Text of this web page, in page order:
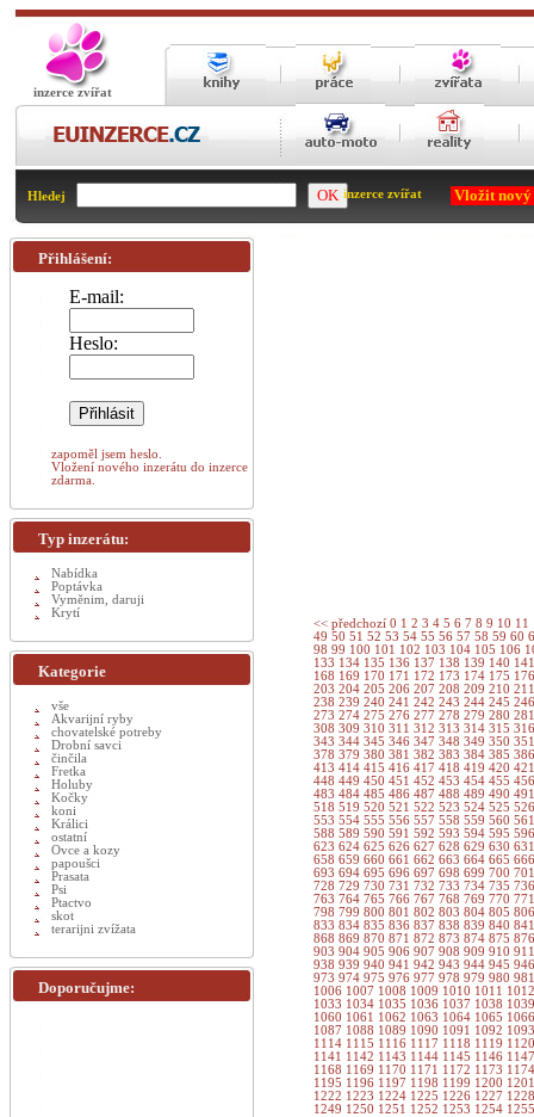
inzerce zvířat
Hledej inzerce zvířat Vložit
<< předchozí 0 1 2 3 4 5 6 7 8 9 10 11
49 50 51 52 53 54 55 56 57 58 59 60
98 99 100 101 102 103 104 105 106
133 134 135 136 137 138 139 140
168 169 170 171 172 173 174 175
203 204 205 206 207 208 209 210
238 239 240 241 242 243 244 245
273 274 275 276 277 278 279 280
308 309 310 311 312 313 314 315
343 344 345 346 347 348 349 350
378 379 380 381 382 383 384 385
413 414 415 416 417 418 419 420
448 449 450 451 452 453 454 455
483 484 485 486 487 488 489 490
518 519 520 521 522 523 524 525
553 554 555 556 557 558 559 560
588 589 590 591 592 593 594 595
623 624 625 626 627 628 629 630
658 659 660 661 662 663 664 665
693 694 695 696 697 698 699 700
728 729 730 731 732 733 734 735
763 764 765 766 767 768 769 770
798 799 800 801 802 803 804 805
833 834 835 836 837 838 839 840
868 869 870 871 872 873 874 875
903 904 905 906 907 908 909 910
938 939 940 941 942 943 944 945
973 974 975 976 977 978 979 980
1006 1007 1008 1009 1010 1011
1033 1034 1035 1036 1037 1038
1060 1061 1062 1063 1064 1065
1087 1088 1089 1090 1091 1092
1114 1115 1116 1117 1118 1119
1141 1142 1143 1144 1145 1146
1168 1169 1170 1171 1172 1173
1195 1196 1197 1198 1199 1200
1222 1223 1224 1225 1226 1227
1249 1250 1251 1252 1253 1254
Přihlášení:
E-mail:
Heslo:
zapoměl jsem heslo.
Vložení nového inzerátu do inzerce
zdarma.
Typ inzerátu:
Nabídka
Poptávka
Vyměnim, daruji
Krytí
Kategorie
vše
Akvarijní ryby
chovatelské potreby
Drobní savci
činčila
Fretka
Holuby
Kočky
koni
Králici
ostatní
Ovce a kozy
papoušci
Prasata
Psi
Ptactvo
skot
terarijni zvížata
Doporučujme: